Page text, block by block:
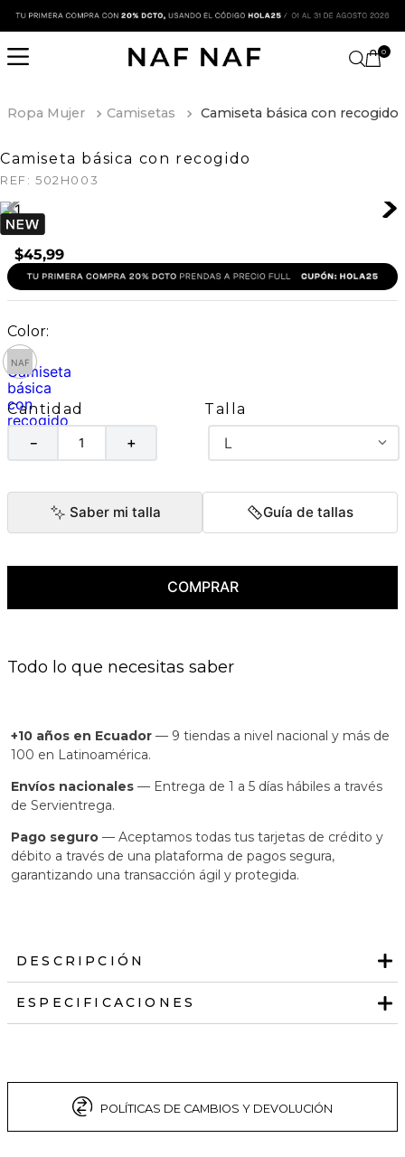
0
Ropa Mujer Camisetas Camiseta básica con recogido
Camiseta básica con recogido
REF: 502H003
$45,99
Cantidad
＋
－
Talla
L
Saber mi talla Guía de tallas
COMPRAR
Todo lo que necesitas saber
+10 años en Ecuador — 9 tiendas a nivel nacional y más de
100 en Latinoamérica.
Envíos nacionales — Entrega de 1 a 5 días hábiles a través
de Servientrega.
Pago seguro — Aceptamos todas tus tarjetas de crédito y
débito a través de una plataforma de pagos segura,
garantizando una transacción ágil y protegida.
DESCRIPCIÓN
ESPECIFICACIONES
POLÍTICAS DE CAMBIOS Y DEVOLUCIÓN